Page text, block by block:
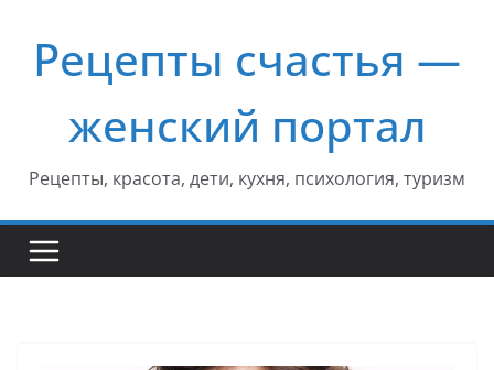
содержимому
Рецепты счастья —
женский портал
Рецепты, красота, дети, кухня, психология, туризм